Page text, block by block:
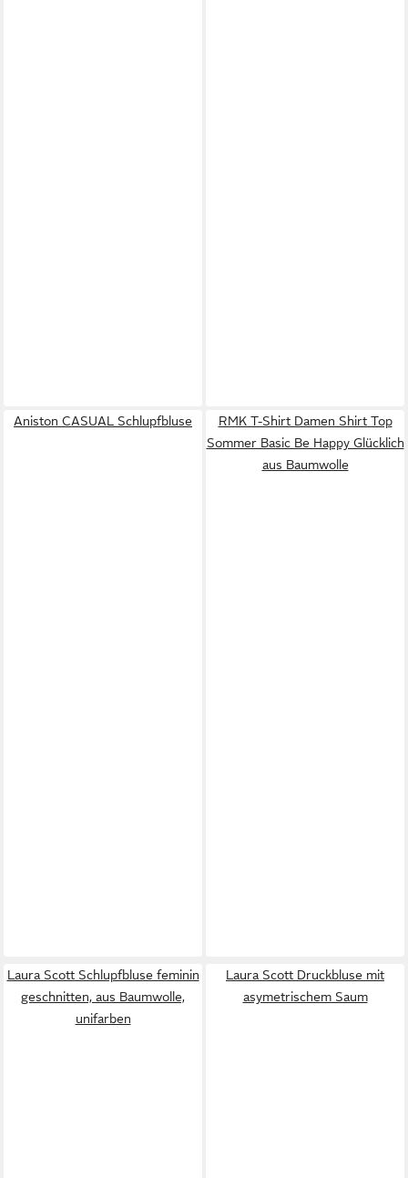
Aniston CASUAL Schlupfbluse
RMK T-Shirt Damen Shirt Top
Sommer Basic Be Happy Glücklich
aus Baumwolle
Laura Scott Schlupfbluse feminin
geschnitten, aus Baumwolle,
unifarben
Laura Scott Druckbluse mit
asymetrischem Saum